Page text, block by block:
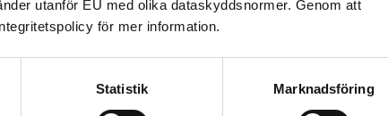
utanför EU med olika dataskyddsnormer. Genom att
för mer information.
Statistik Marknadsföring